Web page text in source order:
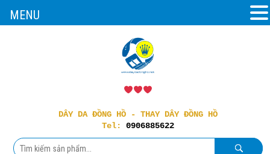
DÂY DA ĐỒNG HỒ - THAY DÂY ĐỒNG HỒ
Tel: 0906885622
MENU